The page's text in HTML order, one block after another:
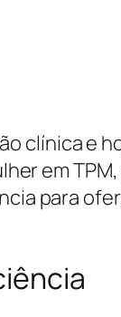
clínica e
em
para